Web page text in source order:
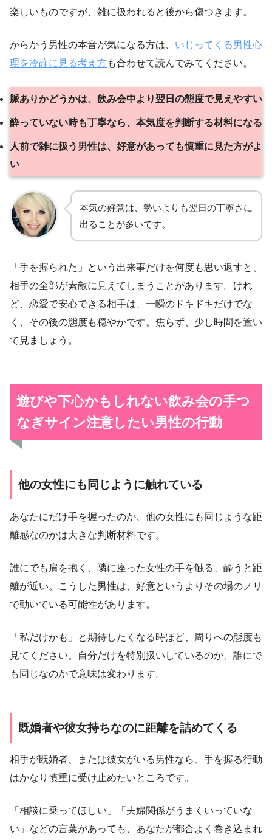
楽しいものですが、雑に扱われると後から傷つきます。
からかう男性の本音が気になる方は、 いじってくる男性心
理を冷静に見る考え方も合わせて読んでみてください。
脈ありかどうかは、飲み会中より翌日の態度で見えやすい
酔っていない時も丁寧なら、本気度を判断する材料になる
人前で雑に扱う男性は、好意があっても慎重に見た方がよ
い
本気の好意は、勢いよりも翌日の丁寧さに
出ることが多いです。
「手を握られた」という出来事だけを何度も思い返すと、
相手の全部が素敵に見えてしまうことがあります。けれ
ど、恋愛で安心できる相手は、一瞬のドキドキだけでな
く、その後の態度も穏やかです。焦らず、少し時間を置い
て見ましょう。
遊びや下心かもしれない飲み会の手つ
なぎサイン注意したい男性の行動
他の女性にも同じように触れている
あなたにだけ手を握ったのか、他の女性にも同じような距
離感なのかは大きな判断材料です。
誰にでも肩を抱く、隣に座った女性の手を触る、酔うと距
離が近い。こうした男性は、好意というよりその場のノリ
で動いている可能性があります。
「私だけかも」と期待したくなる時ほど、周りへの態度も
見てください。自分だけを特別扱いしているのか、誰にで
も同じなのかで意味は変わります。
既婚者や彼女持ちなのに距離を詰めてくる
相手が既婚者、または彼女がいる男性なら、手を握る行動
はかなり慎重に受け止めたいところです。
「相談に乗ってほしい」「夫婦関係がうまくいっていな
い」などの言葉があっても、あなたが都合よく巻き込まれ